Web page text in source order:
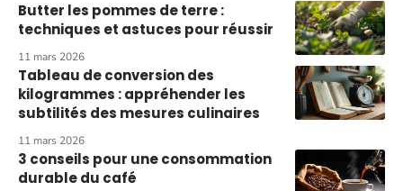
Butter les pommes de terre :
techniques et astuces pour réussir
11 mars 2026
Tableau de conversion des
kilogrammes : appréhender les
subtilités des mesures culinaires
11 mars 2026
3 conseils pour une consommation
durable du café